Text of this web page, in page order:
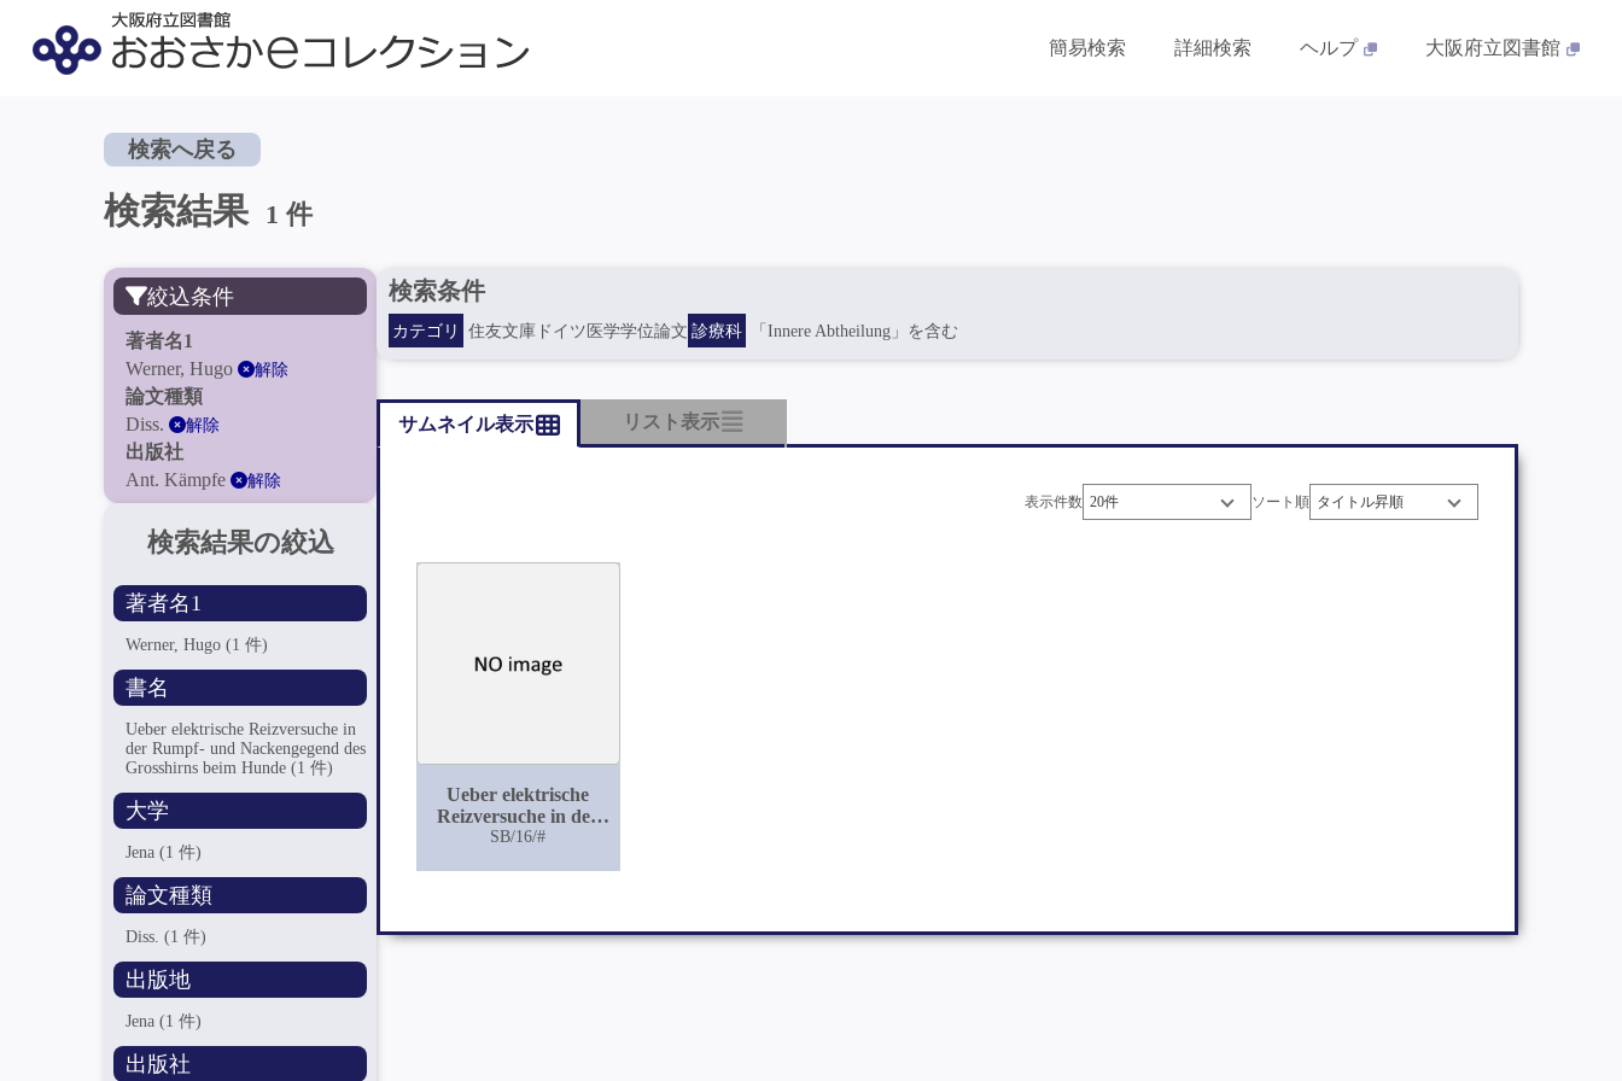
簡易検索 詳細検索 ヘルプ 大阪府立図書館
検索へ戻る
検索結果 1 件
絞込条件
著者名1
Werner, Hugo
解除
論文種類
Diss.
解除
出版社
Ant. Kämpfe
解除
検索結果の絞込
著者名1
Werner, Hugo(1 件)
書名
Ueber elektrische Reizversuche in
der Rumpf- und Nackengegend des
Grosshirns beim Hunde(1 件)
大学
Jena(1 件)
論文種類
Diss.(1 件)
出版地
Jena(1 件)
出版社
検索条件
カテゴリ 住友文庫ドイツ医学学位論文 診療科 「Innere Abtheilung」を含む
サムネイル表示 リスト表示
表示件数 ソート順
Ueber elektrische
Reizversuche in der
Rumpf- und
SB/16/#